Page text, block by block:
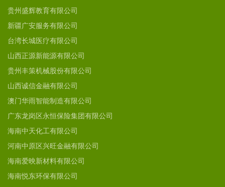
贵州盛辉教育有限公司
新疆广安服务有限公司
台湾长城医疗有限公司
山西正源新能源有限公司
贵州丰策机械股份有限公司
山西诚信金融有限公司
澳门华雨智能制造有限公司
广东龙岗区永恒保险集团有限公司
海南中天化工有限公司
河南中原区兴旺金融有限公司
海南爱映新材料有限公司
海南悦东环保有限公司